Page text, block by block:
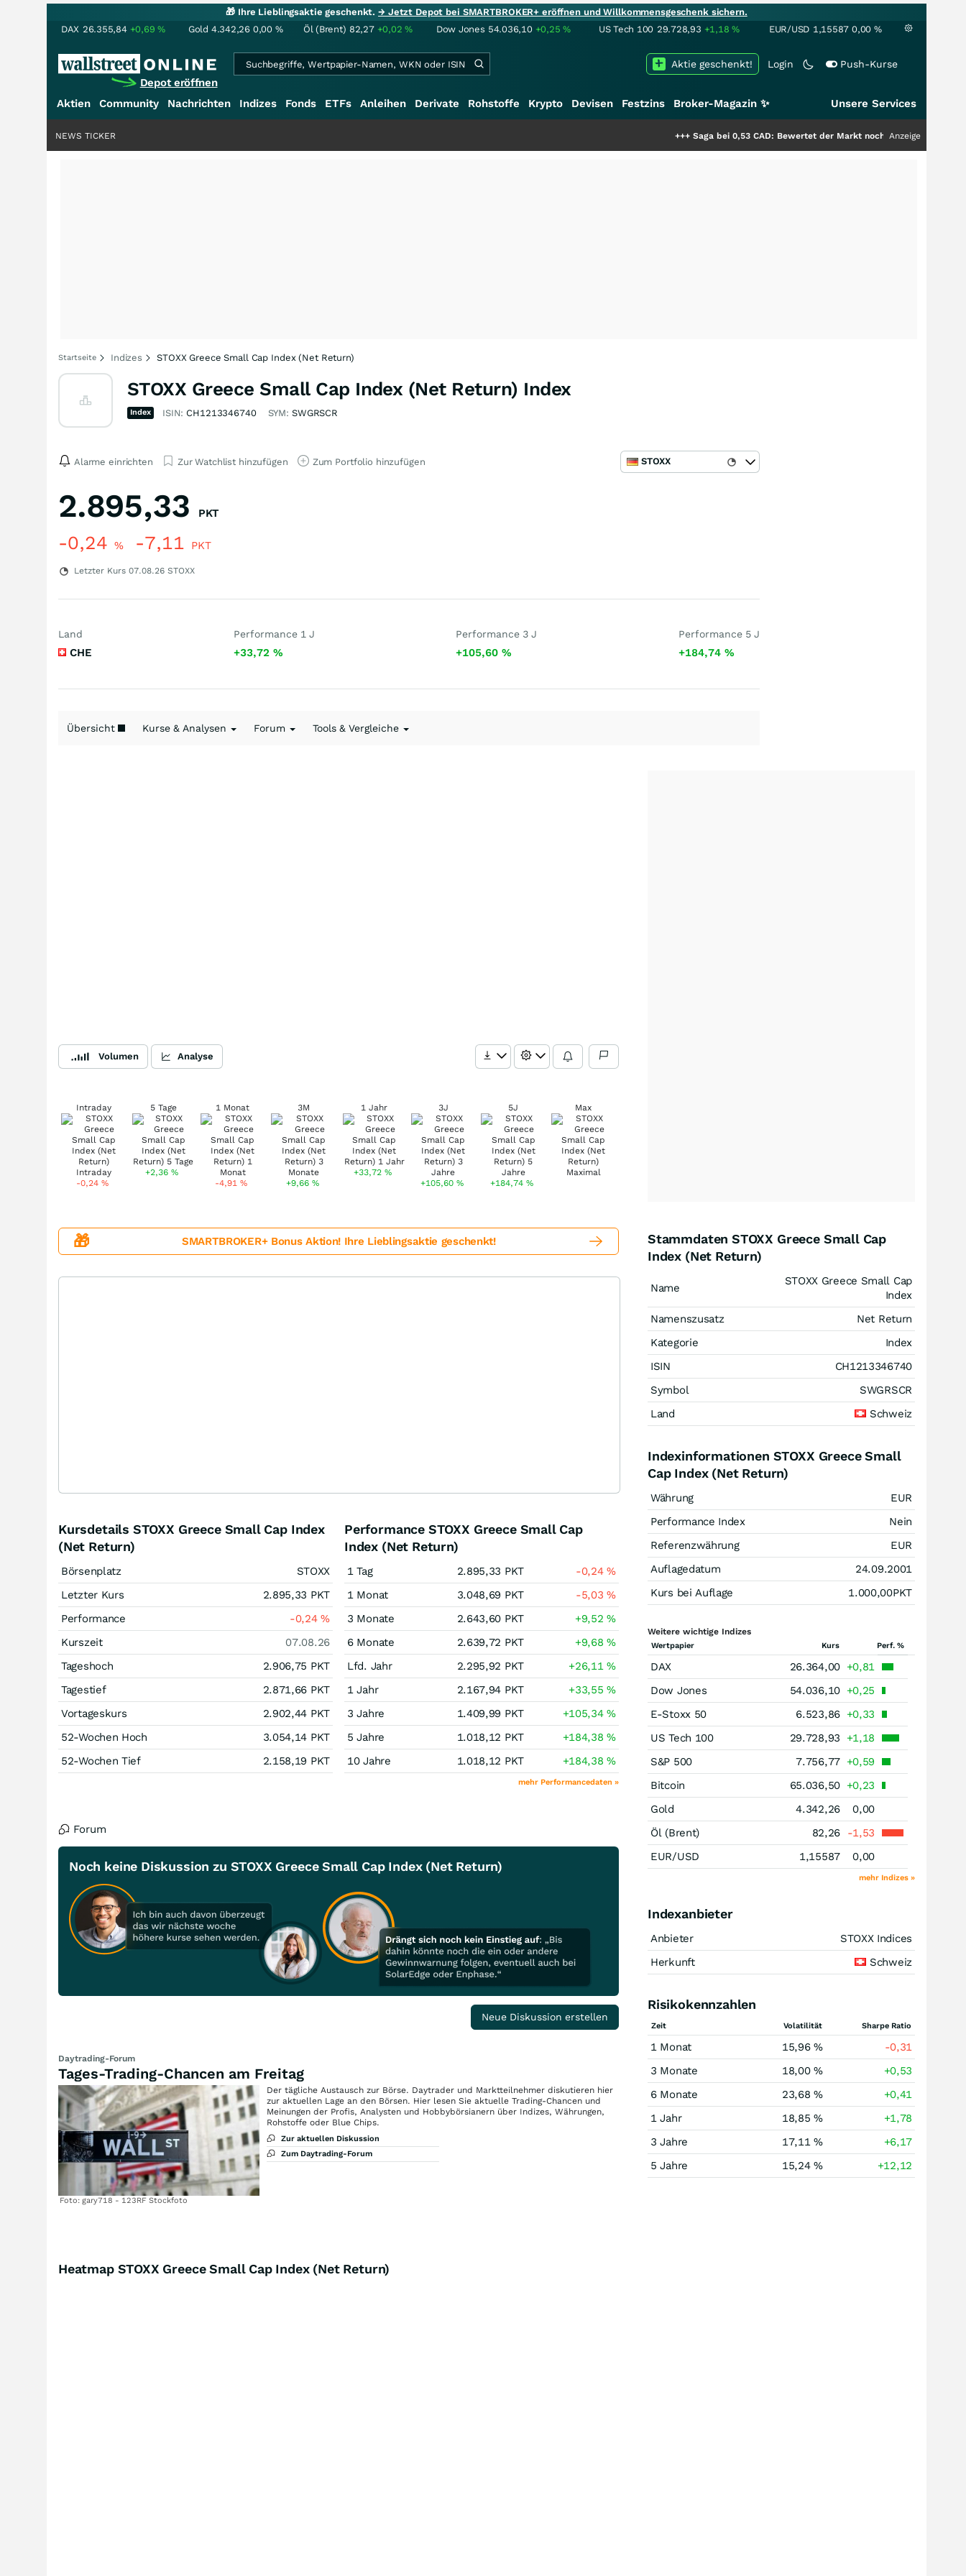
🎁 Ihre Lieblingsaktie geschenkt.→ Jetzt Depot bei SMARTBROKER+ eröffnen und Willkommensgeschenk sichern.
DAX 26.355,84 +0,69% Gold 4.342,26 0,00 % Öl (Brent) 82,27 +0,02% Dow Jones 54.036,10 +0,25% US Tech 100 29.728,93 +1,18% EUR/USD 1,15587 0,00 %
Depot eröffnen
Login Push-Kurse
Aktie geschenkt!
Aktien Community Nachrichten Indizes Fonds ETFs Anleihen Derivate Rohstoffe Krypto Devisen Festzins Broker-Magazin ✨ Unsere Services
Saga bei 0,53 CAD: Bewertet der Markt noch immer nur die Hälfte der
Anzeige
NEWS TICKER
Startseite Indizes STOXX Greece Small Cap Index (Net Return)
STOXX Greece Small Cap Index (Net Return) Index
Index ISIN: CH1213346740 SYM: SWGRSCR
Alarme einrichten Zur Watchlist hinzufügen Zum Portfolio hinzufügen STOXX
2.895,33 PKT
-0,24 % -7,11 PKT
Letzter Kurs 07.08.26 STOXX
Land
CHE
Performance 1 J
+33,72 %
Performance 3 J
+105,60%
Performance 5 J
+184,74 %
Übersicht Kurse & Analysen Forum Tools & Vergleiche
Volumen Analyse
Intraday
-0,24 %
5 Tage
+2,36%
1 Monat
-4,91%
3M
+9,66 %
1 Jahr
+33,72%
3J
+105,60 %
5J
+184,74%
Max
🎁 SMARTBROKER+ Bonus Aktion! Ihre Lieblingsaktie geschenkt!
Kursdetails STOXX Greece Small Cap Index
(Net Return)
Börsenplatz
STOXX
Letzter Kurs
2.895,33 PKT
Performance
-0,24%
Kurszeit
07.08.26
Tageshoch
2.906,75 PKT
Tagestief
2.871,66 PKT
Vortageskurs
2.902,44 PKT
52-Wochen Hoch
3.054,14 PKT
52-Wochen Tief
2.158,19 PKT
Performance STOXX Greece Small Cap
Index (Net Return)
1 Tag 2.895,33 PKT -0,24%
1 Monat
3.048,69 PKT -5,03%
3 Monate
2.643,60 PKT +9,52%
6 Monate
2.639,72 PKT +9,68%
Lfd. Jahr
2.295,92 PKT +26,11%
1 Jahr
2.167,94 PKT +33,55%
3 Jahre
1.409,99 PKT +105,34%
5 Jahre
1.018,12 PKT +184,38%
10 Jahre
1.018,12 PKT +184,38%
mehr Performancedaten »
Forum
Noch keine Diskussion zu STOXX Greece Small Cap Index (Net Return)
Neue Diskussion erstellen
Daytrading-Forum
Tages-Trading-Chancen am Freitag
Foto: gary718 - 123RF Stockfoto
Der tägliche Austausch zur Börse. Daytrader und Marktteilnehmer diskutieren hier
zur aktuellen Lage an den Börsen. Hier lesen Sie aktuelle Trading-Chancen und
Meinungen der Profis, Analysten und Hobbybörsianern über Indizes, Währungen,
Rohstoffe oder Blue Chips.
Zur aktuellen Diskussion
Zum Daytrading-Forum
Stammdaten STOXX Greece Small Cap
Index (Net Return)
Name
STOXX Greece Small Cap
Index
Namenszusatz
Net Return
Kategorie
Index
ISIN
CH1213346740
Symbol
SWGRSCR
Land
Schweiz
Indexinformationen STOXX Greece Small
Cap Index (Net Return)
Währung
EUR
Performance Index
Nein
Referenzwährung
EUR
Auflagedatum
24.09.2001
Kurs bei Auflage
1.000,00PKT
Weitere wichtige Indizes
Wertpapier Kurs Perf. %
DAX 26.364,00 +0,81
Dow Jones
54.036,10 +0,25
E-Stoxx 50
6.523,86 +0,33
US Tech 100
29.728,93
+1,18
S&P 500
7.756,77 +0,59
Bitcoin
65.036,50 +0,23
Gold
4.342,26
0,00
Öl (Brent)
82,26
-1,53
EUR/USD
1,15587 0,00
mehr Indizes »
Indexanbieter
Anbieter
STOXX Indices
Herkunft
Schweiz
Risikokennzahlen
Zeit Volatilität Sharpe Ratio
1 Monat 15,96 %
-0,31
3 Monate
18,00 %
+0,53
6 Monate
23,68 %
+0,41
1 Jahr
18,85 %
+1,78
3 Jahre
17,11 %
+6,17
5 Jahre
15,24 % +12,12
Heatmap STOXX Greece Small Cap Index (Net Return)